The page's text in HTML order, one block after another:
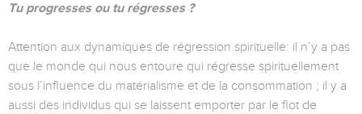
Tu progresses ou tu régresses ?
Attention aux dynamiques de régression spirituelle: il n’y a pas
que le monde qui nous entoure qui régresse spirituellement
sous l’influence du matérialisme et de la consommation ; il y a
aussi des individus qui se laissent emporter par le flot de